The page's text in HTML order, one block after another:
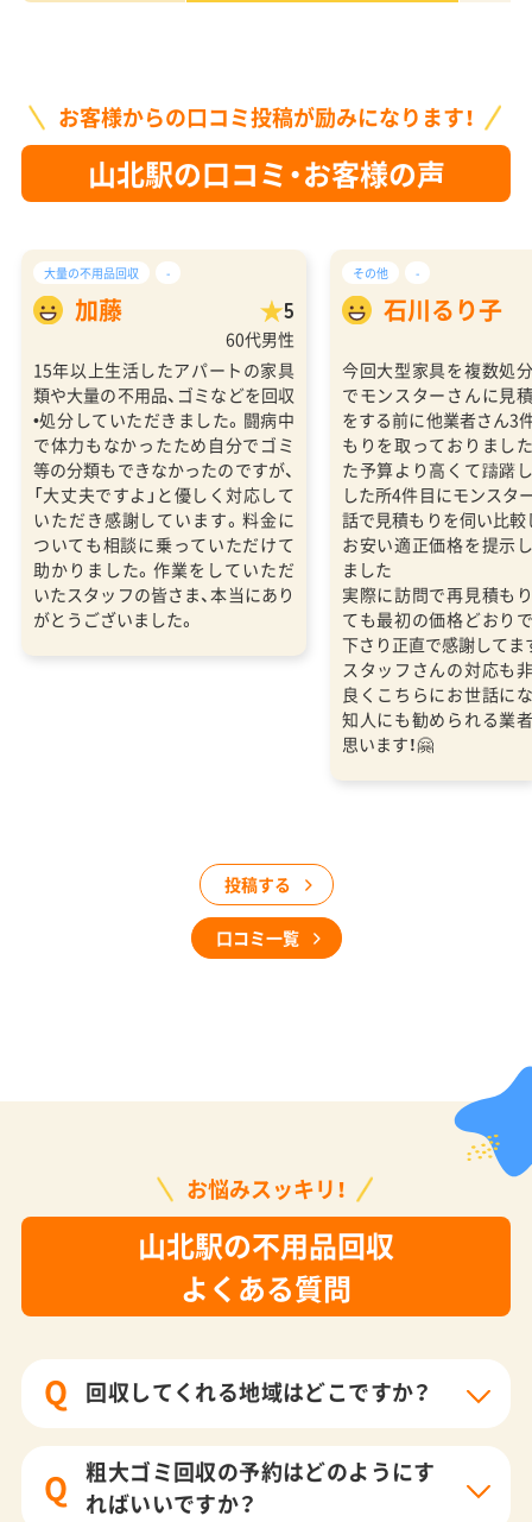
お客様からの口コミ投稿が励みになります！
山北駅の口コミ・お客様の声
大量の不用品回収 -
加藤 5
60代男性
15年以上生活したアパートの家具
類や大量の不用品、ゴミなどを回収
•処分していただきました。闘病中
で体力もなかったため自分でゴミ
等の分類もできなかったのですが、
「大丈夫ですよ」と優しく対応して
いただき感謝しています。料金に
ついても相談に乗っていただけて
助かりました。作業をしていただ
いたスタッフの皆さま、本当にあり
がとうございました。
その他 -
石川るり子
今回大型家具を複数処
でモンスターさんに見
をする前に他業者さん3
もりを取っておりまし
た予算より高くて躊躇
した所4件目にモンスタ
話で見積もりを伺い比
お安い適正価格を提示
ました
実際に訪問で再見積も
ても最初の価格どおり
下さり正直で感謝してま
スタッフさんの対応も
良くこちらにお世話に
知人にも勧められる業
思います！🤗
投稿する
口コミ一覧
お悩みスッキリ！
山北駅の不用品回収
よくある質問
Q 回収してくれる地域はどこですか？
Q
粗大ゴミ回収の予約はどのようにす
ればいいですか？